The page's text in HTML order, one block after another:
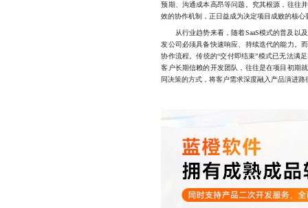
预期、沟通成本高昂等问题。究其根源，往往
效的协作机制，正日益成为决定项目成败的核心
从行业趋势来看，随着SaaS模式的普及以
发公司必须具备快速响应、持续迭代的能力。
协作流程。传统的“交付即结束”模式已无法满
客户长期信赖的开发团队，往往是在项目初期
同决策的方式，将客户需求深度融入产品演进路